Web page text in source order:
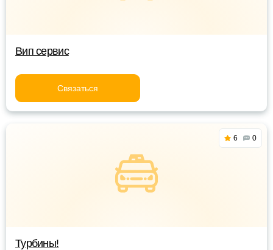
Вип сервис
Связаться
6 0
Турбины!